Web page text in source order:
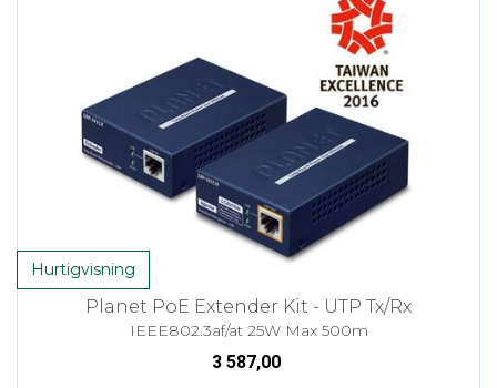
Hurtigvisning
Planet PoE Extender Kit - UTP Tx/Rx
IEEE802.3af/at 25W Max 500m
3 587,00